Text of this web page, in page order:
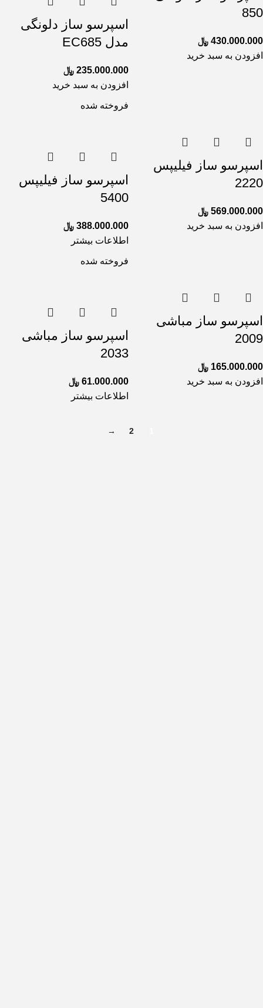
850
430.000.000 ﷼
افزودن به سبد خرید
اسپرسو ساز دلونگی
مدل EC685
235.000.000 ﷼
افزودن به سبد خرید
اسپرسو ساز فیلیپس
2220
569.000.000 ﷼
افزودن به سبد خرید
فروخته شده
اسپرسو ساز فیلیپس
5400
388.000.000 ﷼
اطلاعات بیشتر
اسپرسو ساز مباشی
2009
165.000.000 ﷼
افزودن به سبد خرید
فروخته شده
اسپرسو ساز مباشی
2033
61.000.000 ﷼
اطلاعات بیشتر
2
→